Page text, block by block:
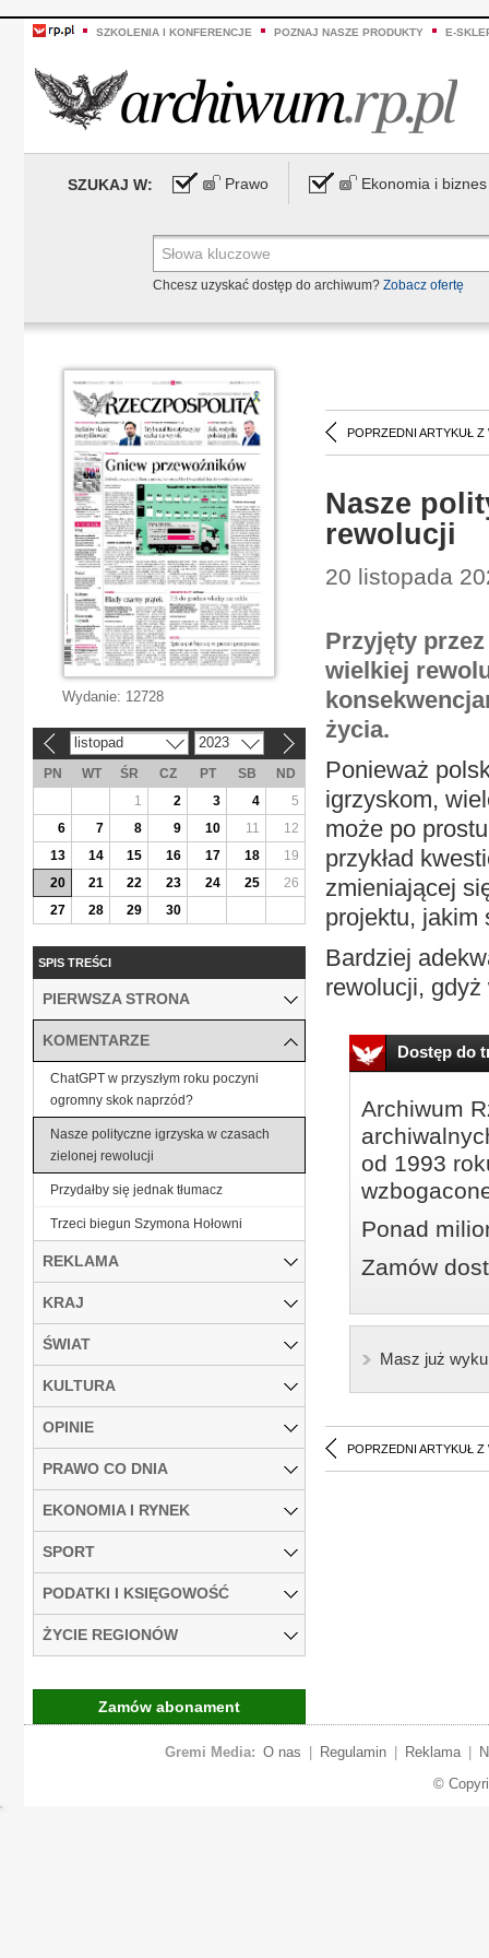
SZKOLENIA I KONFERENCJE POZNAJ NASZE PRODUKTY E-
SZUKAJ W: Prawo Ekonomia i biznes
Chcesz uzyskać dostęp do archiwum? Zobacz ofertę
POPRZEDNI ARTYKUŁ Z
Nasze
rewolucji
20 listopada
Przyjęty
wielkiej
życia.
Ponieważ
igrzyskom,
może po
przykład
zmieniającej
projektu, jakim
Bardziej
rewolucji,
Dostęp do
Archiwum
od 1993
Ponad
Zamów
Masz już
POPRZEDNI ARTYKUŁ Z
Wydanie: 12728
listopad 2023
PN WT ŚR CZ PT SB
ND
1
2 3 4
5
6
7 8 9 10 11
12
13
14 15 16 17 18
19
20
21 22 23 24 25
26
27
28 29 30
SPIS TREŚCI
PIERWSZA STRONA
KOMENTARZE
ChatGPT w przyszłym roku poczyni
ogromny skok naprzód?
Nasze polityczne igrzyska w czasach
zielonej rewolucji
Przydałby się jednak tłumacz
Trzeci biegun Szymona Hołowni
REKLAMA
KRAJ
ŚWIAT
KULTURA
OPINIE
PRAWO CO DNIA
EKONOMIA I RYNEK
SPORT
PODATKI I KSIĘGOWOŚĆ
ŻYCIE REGIONÓW
Zamów abonament
Gremi Media: O nas Regulamin Reklama
©